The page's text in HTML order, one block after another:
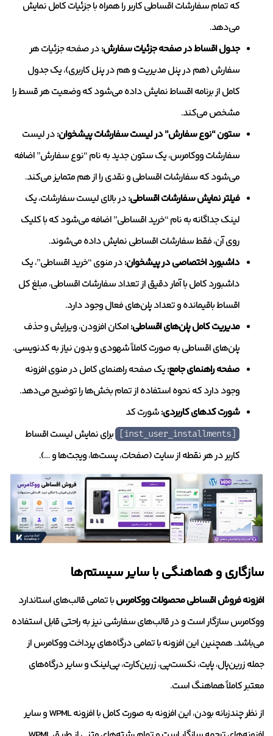
که تمام سفارشات اقساطی کاربر را همراه با جزئیات کامل نمایش
می‌دهد.
جدول اقساط در صفحه جزئیات سفارش:در صفحه جزئیات هر
سفارش (هم در پنل مدیریت و هم در پنل کاربری)، یک جدول
کامل از برنامه اقساط نمایش داده می‌شود که وضعیت هر قسط را
مشخص می‌کند.
ستون “نوع سفارش” در لیست سفارشات پیشخوان:در لیست
سفارشات ووکامرس، یک ستون جدید به نام “نوع سفارش” اضافه
می‌شود که سفارشات اقساطی و نقدی را از هم متمایز می‌کند.
فیلتر نمایش سفارشات اقساطی:در بالای لیست سفارشات، یک
لینک جداگانه به نام “خرید اقساطی” اضافه می‌شود که با کلیک
روی آن، فقط سفارشات اقساطی نمایش داده می‌شوند.
داشبورد اختصاصی در پیشخوان:در منوی “خرید اقساطی”، یک
داشبورد کامل با آمار دقیق از تعداد سفارشات اقساطی، مبلغ کل
اقساط باقیمانده و تعداد پلن‌های فعال وجود دارد.
مدیریت کامل پلن‌های اقساطی:امکان افزودن، ویرایش و حذف
پلن‌های اقساطی به صورت کاملاً شهودی و بدون نیاز به کدنویسی.
صفحه راهنمای جامع:یک صفحه راهنمای کامل در منوی افزونه
وجود دارد که نحوه استفاده از تمام بخش‌ها را توضیح می‌دهد.
شورت کدهای کاربردی:شورت کد
برای نمایش لیست اقساط
کاربر در هر نقطه از سایت (صفحات، پست‌ها، ویجت‌ها و …).
سازگاری و هماهنگی با سایر سیستم‌ها
افزونه فروش اقساطی محصولات ووکامرسبا تمامی قالب‌های استاندارد
ووکامرس سازگار است و در قالب‌های سفارشی نیز به راحتی قابل استفاده
می‌باشد. همچنین این افزونه با تمامی درگاه‌های پرداخت ووکامرس از
جمله زرین‌پال، پایت، نکست‌پی، زرین‌کارت، پی‌لینک و سایر درگاه‌های
معتبر کاملاً هماهنگ است.
از نظر چندزبانه بودن، این افزونه به صورت کامل با افزونه WPML و سایر